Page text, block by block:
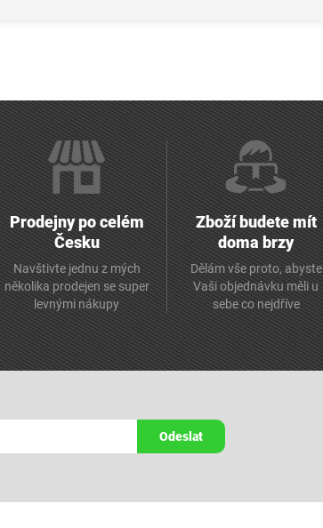
Prodejny po celém
Česku
Navštivte jednu z mých
několika prodejen se super
levnými nákupy
Zboží budete mít
doma brzy
Dělám vše proto, abyste
Vaši objednávku měli u
sebe co nejdříve
Odeslat